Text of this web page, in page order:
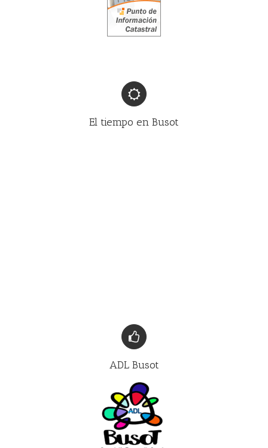
El tiempo en Busot
ADL Busot